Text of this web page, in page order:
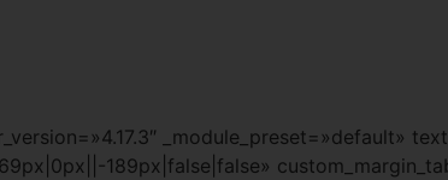
_module_preset=»default»
189px|false|false»